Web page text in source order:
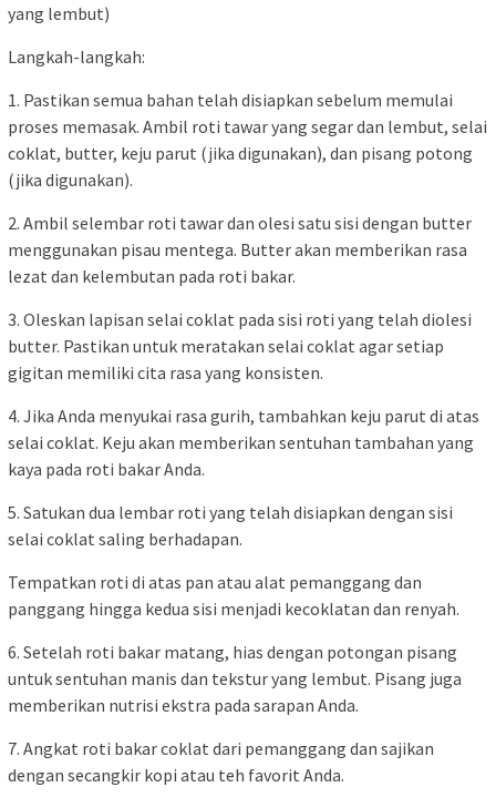
yang lembut)
Langkah-langkah:
1. Pastikan semua bahan telah disiapkan sebelum memulai
proses memasak. Ambil roti tawar yang segar dan lembut, selai
coklat, butter, keju parut (jika digunakan), dan pisang potong
(jika digunakan).
2. Ambil selembar roti tawar dan olesi satu sisi dengan butter
menggunakan pisau mentega. Butter akan memberikan rasa
lezat dan kelembutan pada roti bakar.
3. Oleskan lapisan selai coklat pada sisi roti yang telah diolesi
butter. Pastikan untuk meratakan selai coklat agar setiap
gigitan memiliki cita rasa yang konsisten.
4. Jika Anda menyukai rasa gurih, tambahkan keju parut di atas
selai coklat. Keju akan memberikan sentuhan tambahan yang
kaya pada roti bakar Anda.
5. Satukan dua lembar roti yang telah disiapkan dengan sisi
selai coklat saling berhadapan.
Tempatkan roti di atas pan atau alat pemanggang dan
panggang hingga kedua sisi menjadi kecoklatan dan renyah.
6. Setelah roti bakar matang, hias dengan potongan pisang
untuk sentuhan manis dan tekstur yang lembut. Pisang juga
memberikan nutrisi ekstra pada sarapan Anda.
7. Angkat roti bakar coklat dari pemanggang dan sajikan
dengan secangkir kopi atau teh favorit Anda.